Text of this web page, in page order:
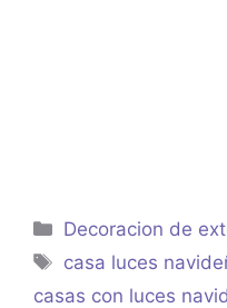
Categorías
Decoracion de
Etiquetas
casa luces
casas con luces